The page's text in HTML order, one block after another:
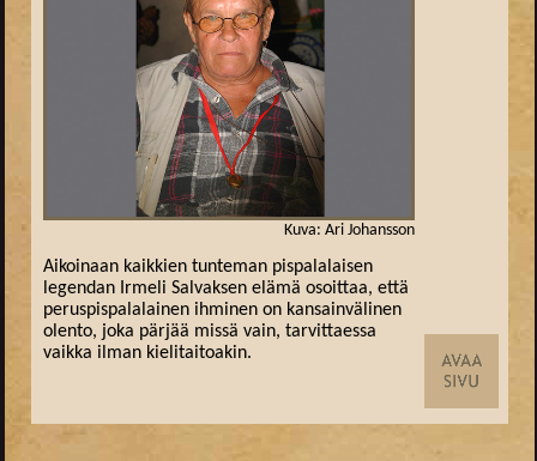
Kuva: Ari Johansson
Aikoinaan kaikkien tunteman pispalalaisen
legendan Irmeli Salvaksen elämä osoittaa, että
peruspispalalainen ihminen on kansainvälinen
olento, joka pärjää missä vain, tarvittaessa
vaikka ilman kielitaitoakin.